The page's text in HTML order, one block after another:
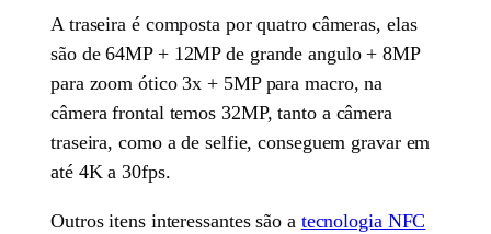
A traseira é composta por quatro câmeras, elas
são de 64MP + 12MP de grande angulo + 8MP
para zoom ótico 3x + 5MP para macro, na
câmera frontal temos 32MP, tanto a câmera
traseira, como a de selfie, conseguem gravar em
até 4K a 30fps.
Outros itens interessantes são a tecnologia NFC